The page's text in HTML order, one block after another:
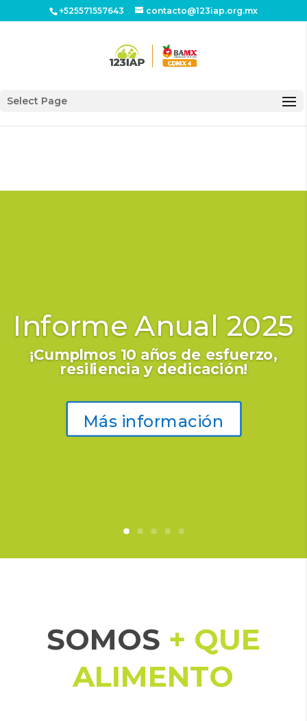
+525571557643 contacto@123iap.org.mx
Select Page
Informe Anual 2025
¡Cumplmos 10 años de esfuerzo,
resiliencia y dedicación!
Más información
SOMOS + QUE
ALIMENTO